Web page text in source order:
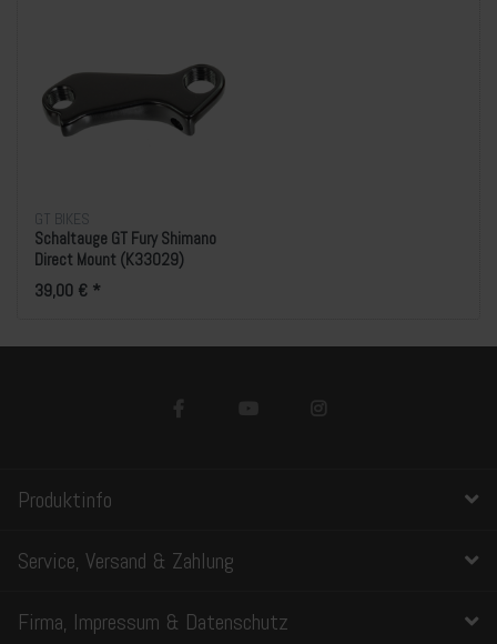
GT BIKES
Schaltauge GT Fury Shimano
Direct Mount (K33029)
39,00 € *
Produktinfo
Service, Versand & Zahlung
Firma, Impressum & Datenschutz